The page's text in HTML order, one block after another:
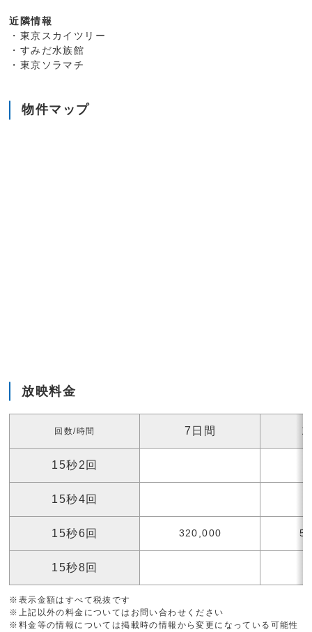
近隣情報
・東京スカイツリー
・すみだ水族館
・東京ソラマチ
物件マップ
放映料金
回数/時間 7日間
15秒2回
15秒4回
15秒6回 320,000
15秒8回
※表示金額はすべて税抜です
※上記以外の料金についてはお問い合わせください
※料金等の情報については掲載時の情報から変更になっている可能性